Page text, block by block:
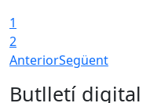
1
2
AnteriorSegüent
Butlletí digital